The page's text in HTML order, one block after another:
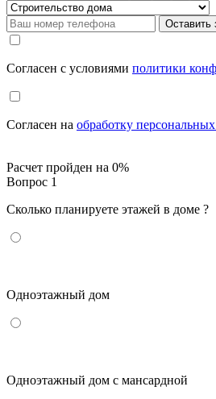
Оставить
Cогласен с условиями политики
Cогласен на обработку
Расчет пройден на 0%
Вопрос 1
Сколько планируете этажей в доме ?
Одноэтажный дом
Одноэтажный дом с мансардной